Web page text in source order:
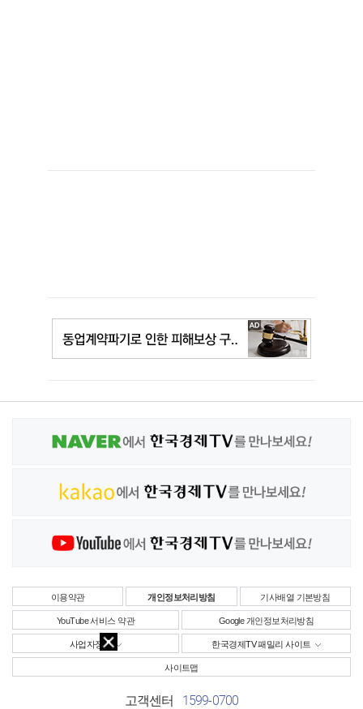
이용약관 개인정보처리방침 기사배열 기본방침
YouTube 서비스 약관 Google 개인정보처리방침
사업자정보 한국경제TV 패밀리 사이트
사이트맵
고객센터 1599-0700